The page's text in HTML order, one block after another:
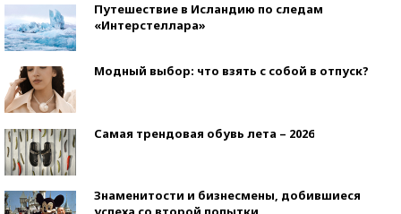
Путешествие в Исландию по следам
«Интерстеллара»
Модный выбор: что взять с собой в отпуск?
Самая трендовая обувь лета – 2026
Знаменитости и бизнесмены, добившиеся